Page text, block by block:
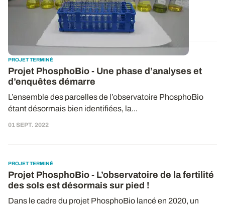
permet véritablement de...
PROJET TERMINÉ
Projet PhosphoBio - Une phase d’analyses et
d’enquêtes démarre
L’ensemble des parcelles de l’observatoire PhosphoBio
étant désormais bien identifiées, la...
01 SEPT. 2022
PROJET TERMINÉ
Projet PhosphoBio - L’observatoire de la fertilité
des sols est désormais sur pied !
Dans le cadre du projet PhosphoBio lancé en 2020, un